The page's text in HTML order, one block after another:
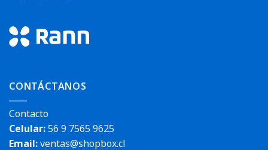
CONTÁCTANOS
Contacto
Celular:56 9 7565 9625
Email:ventas@shopbox.cl